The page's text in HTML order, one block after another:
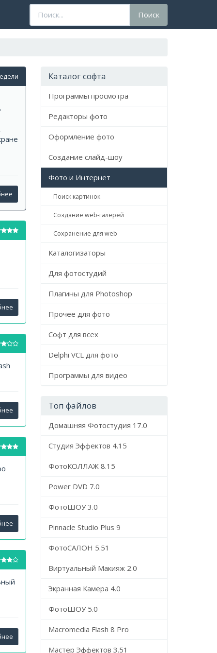
Поисковый
запрос
Поиск
Каталог софта
Программы просмотра
Редакторы фото
Оформление фото
Создание слайд-шоу
Фото и Интернет
Поиск картинок
Создание web-галерей
Сохранение для web
Каталогизаторы
Для фотостудий
Плагины для Photoshop
Прочее для фото
Софт для всех
Delphi VCL для фото
Программы для видео
Топ файлов
Домашняя Фотостудия 17.0
Студия Эффектов 4.15
ФотоКОЛЛАЖ 8.15
Power DVD 7.0
ФотоШОУ 3.0
Pinnacle Studio Plus 9
ФотоСАЛОН 5.51
Виртуальный Макияж 2.0
Экранная Камера 4.0
ФотоШОУ 5.0
Macromedia Flash 8 Pro
Мастер Эффектов 3.51